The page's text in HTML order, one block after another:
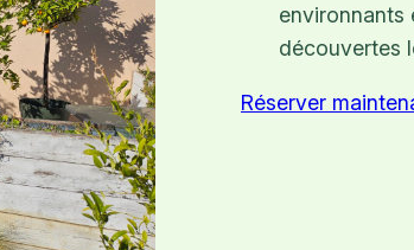
environnants
découvertes
Réserver